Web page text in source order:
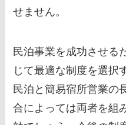
せません。
民泊事業を成功させる
じて最適な制度を選択
民泊と簡易宿所営業の
合によっては両者を組